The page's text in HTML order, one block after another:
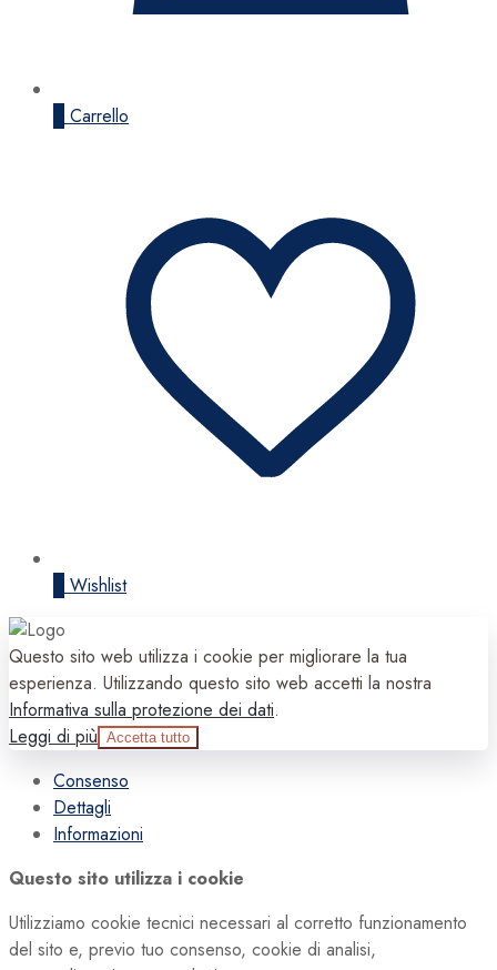
Carrello
Wishlist
Questo sito web utilizza i cookie per migliorare la tua
esperienza. Utilizzando questo sito web accetti la nostra
Informativa sulla protezione dei dati.
Leggi di più Accetta tutto
Consenso
Dettagli
Informazioni
Questo sito utilizza i cookie
Utilizziamo cookie tecnici necessari al corretto funzionamento
del sito e, previo tuo consenso, cookie di analisi,